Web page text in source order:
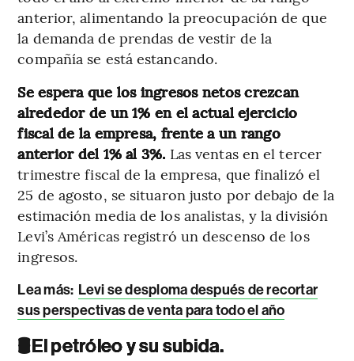
anterior, alimentando la preocupación de que
la demanda de prendas de vestir de la
compañía se está estancando.
Se espera que los ingresos netos crezcan
alrededor de un 1% en el actual ejercicio
fiscal de la empresa, frente a un rango
anterior del 1% al 3%. Las ventas en el tercer
trimestre fiscal de la empresa, que finalizó el
25 de agosto, se situaron justo por debajo de la
estimación media de los analistas, y la división
Levi’s Américas registró un descenso de los
ingresos.
Lea más: Levi se desploma después de recortar
sus perspectivas de venta para todo el año
🛢️El petróleo y su subida.